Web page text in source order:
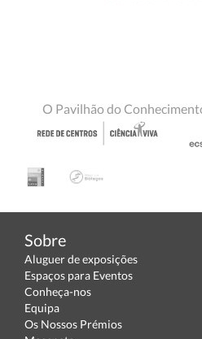
O Pavilhão do
Sobre
Aluguer de exposições
Espaços para Eventos
Conheça-nos
Equipa
Os Nossos Prémios